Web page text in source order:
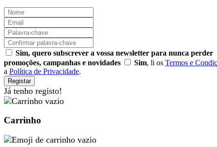
Sim, quero subscrever a vossa newsletter para nunca perder
promoções, campanhas e novidades
Sim, li os Termos e
a Política de Privacidade.
Registar
Já tenho registo!
Carrinho